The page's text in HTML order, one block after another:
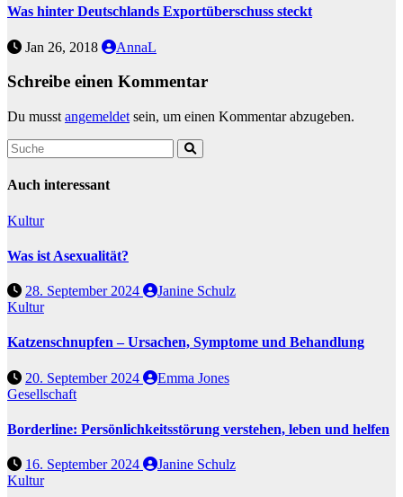
Was hinter Deutschlands Exportüberschuss steckt
Jan 26, 2018 AnnaL
Schreibe einen Kommentar
Du musst angemeldet sein, um einen Kommentar abzugeben.
Auch interessant
Kultur
Was ist Asexualität?
28. September 2024
Janine Schulz
Kultur
Katzenschnupfen – Ursachen, Symptome und Behandlung
20. September 2024
Emma Jones
Gesellschaft
Borderline: Persönlichkeitsstörung verstehen, leben und helfen
16. September 2024
Janine Schulz
Kultur